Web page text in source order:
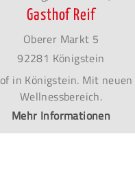
Gasthof Reif
Oberer Markt 5
92281 Königstein
in Königstein. Mit
Wellnessbereich.
Mehr Informationen